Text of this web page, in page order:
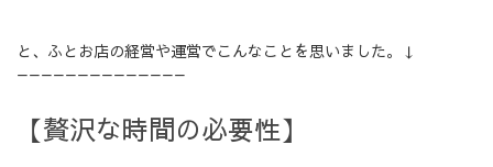
と、ふとお店の経営や運営でこんなことを思いました。↓
——————————————
【贅沢な時間の必要性】